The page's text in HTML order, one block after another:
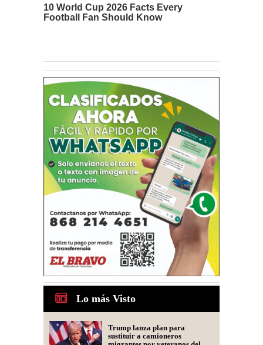
Lo más Visto
Trump lanza plan para
sustituir a camioneros